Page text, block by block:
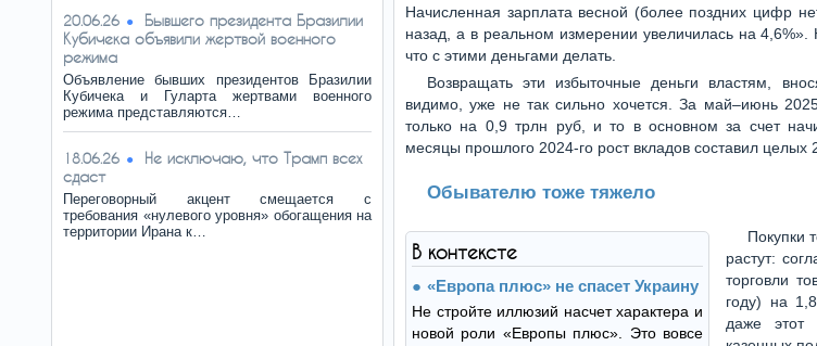
20.06.26
Бывшего президента Бразилии
Кубичека объявили жертвой военного
режима
Объявление бывших президентов Бразилии
Кубичека и Гуларта жертвами военного
режима представляются…
18.06.26
Не исключаю, что Трамп всех
сдаст
Переговорный акцент смещается с
требования «нулевого уровня» обогащения на
территории Ирана к…
Начисленная зарплата весной (более поздних цифр
назад, а в реальном измерении увеличилась на
что с этими деньгами делать.
Возвращать эти избыточные деньги властям,
видимо, уже не так сильно хочется. За май–июнь
только на 0,9 трлн руб, и то в основном за счет
месяцы прошлого 2024-го рост вкладов составил целых
Обывателю тоже тяжело
В контексте
«Европа плюс» не спасет Украину
Не стройте иллюзий насчет характера и
новой роли «Европы плюс». Это вовсе
Покупки
растут:
торговли
году) на
даже